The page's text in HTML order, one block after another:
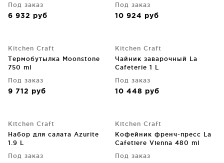
Под заказ
6 932 руб
Под заказ
10 924 руб
Kitchen Craft
Термобутылка Moonstone
750 ml
Под заказ
9 712 руб
Kitchen Craft
Чайник заварочный La
Cafeterie 1 L
Под заказ
10 448 руб
Kitchen Craft
Набор для салата Azurite
1.9 L
Под заказ
Kitchen Craft
Кофейник френч-пресс La
Cafetiere Vienna 480 ml
Под заказ